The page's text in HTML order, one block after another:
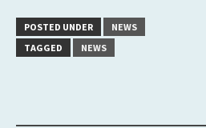
POSTED UNDER
NEWS
TAGGED
NEWS